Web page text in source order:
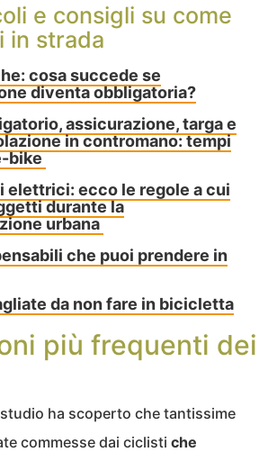
e consigli su come
in strada
cosa succede se
diventa obbligatoria?
assicurazione, targa e
in contromano: tempi
bike
elettrici: ecco le regole a cui
durante la
urbana
che puoi prendere in
da non fare in bicicletta
più frequenti dei
ha scoperto che tantissime
commesse dai ciclisti che